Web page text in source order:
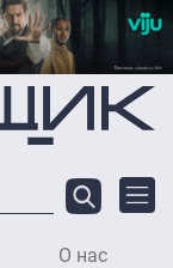
О нас